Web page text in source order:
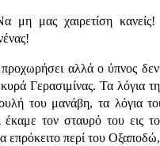
μη μας χαιρετίση
αλλά ο ύπνος δεν
Γερασιμίνας. Τα λόγια
του μανάβη, τα λόγια
έκαμε τον σταυρό του εις
επρόκειτο περί του Οξαποδώ,